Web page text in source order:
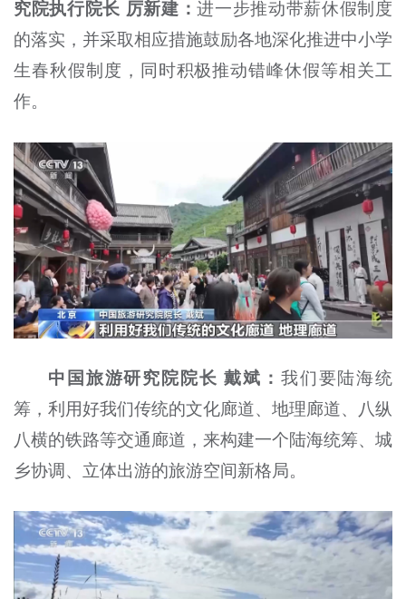
究院执行院长 厉新建：进一步推动带薪休假制度
的落实，并采取相应措施鼓励各地深化推进中小学
生春秋假制度，同时积极推动错峰休假等相关工
作。
中国旅游研究院院长 戴斌： 我们要陆海统
筹，利用好我们传统的文化廊道、地理廊道、八纵
八横的铁路等交通廊道，来构建一个陆海统筹、城
乡协调、立体出游的旅游空间新格局。